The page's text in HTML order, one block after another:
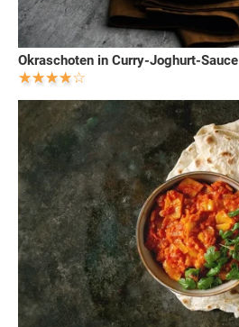
Okraschoten in Curry-Joghurt-Sauce